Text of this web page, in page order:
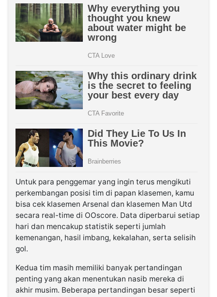
Untuk para penggemar yang ingin terus mengikuti
perkembangan posisi tim di papan klasemen, kamu
bisa cek klasemen Arsenal dan klasemen Man Utd
secara real-time di OOscore. Data diperbarui setiap
hari dan mencakup statistik seperti jumlah
kemenangan, hasil imbang, kekalahan, serta selisih
gol.
Kedua tim masih memiliki banyak pertandingan
penting yang akan menentukan nasib mereka di
akhir musim. Beberapa pertandingan besar seperti